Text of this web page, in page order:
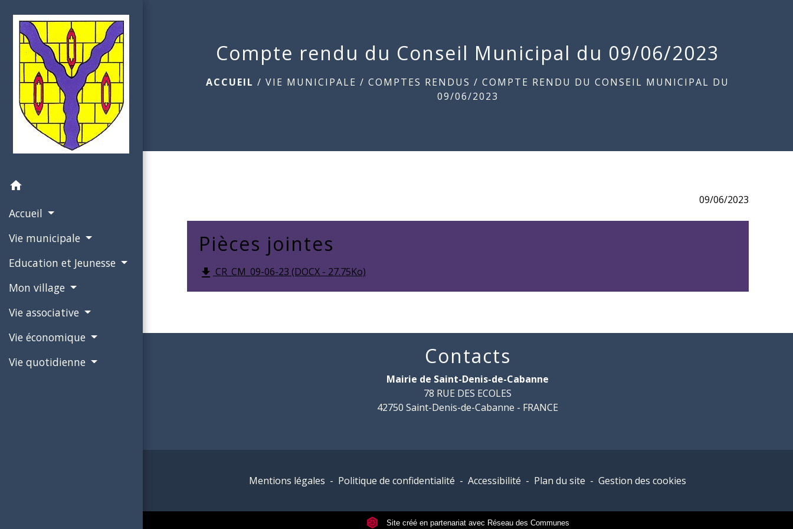
home
Accueil
Vie municipale
Education et Jeunesse
Mon village
Vie associative
Vie économique
Vie quotidienne
Compte rendu du Conseil Municipal du 09/06/2023
ACCUEIL /VIE MUNICIPALE /COMPTES RENDUS /COMPTE RENDU DU CONSEIL MUNICIPAL DU
09/06/2023
09/06/2023
Pièces jointes
file_download CR_CM_09-06-23 (DOCX - 27.75Ko)
Contacts
Mairie de Saint-Denis-de-Cabanne
78 RUE DES ECOLES
42750 Saint-Denis-de-Cabanne - FRANCE
Mentions légales - Politique de confidentialité - Accessibilité - Plan du site - Gestion des cookies
Site créé en partenariat avec Réseau des Communes